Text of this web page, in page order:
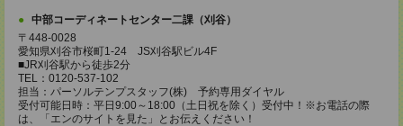
中部コーディネートセンター二課（刈谷）
〒448-0028
愛知県刈谷市桜町1-24 JS刈谷駅ビル4F
■JR刈谷駅から徒歩2分
TEL：0120-537-102
担当：パーソルテンプスタッフ(株) 予約専用ダイヤル
受付可能日時：平日9:00～18:00（土日祝を除く）受付中！※お電話の際
は、「エンのサイトを見た」とお伝えください！